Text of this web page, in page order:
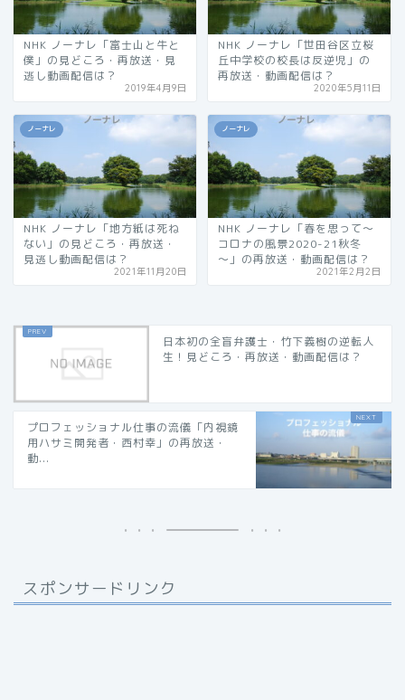
NHK ノーナレ「富士山と牛と
僕」の見どころ・再放送・見
逃し動画配信は？
2019年4月9日
NHK ノーナレ「世田谷区立桜
丘中学校の校長は反逆児」の
再放送・動画配信は？
2020年5月11日
ノーナレ
NHK ノーナレ「地方紙は死ね
ない」の見どころ・再放送・
見逃し動画配信は？
2021年11月20日
ノーナレ
NHK ノーナレ「春を思って～
コロナの風景2020-21秋冬
～」の再放送・動画配信は？
2021年2月2日
日本初の全盲弁護士・竹下義樹の逆転人
生！見どころ・再放送・動画配信は？
プロフェッショナル仕事の流儀「内視鏡
用ハサミ開発者・西村幸」の再放送・
動...
スポンサードリンク